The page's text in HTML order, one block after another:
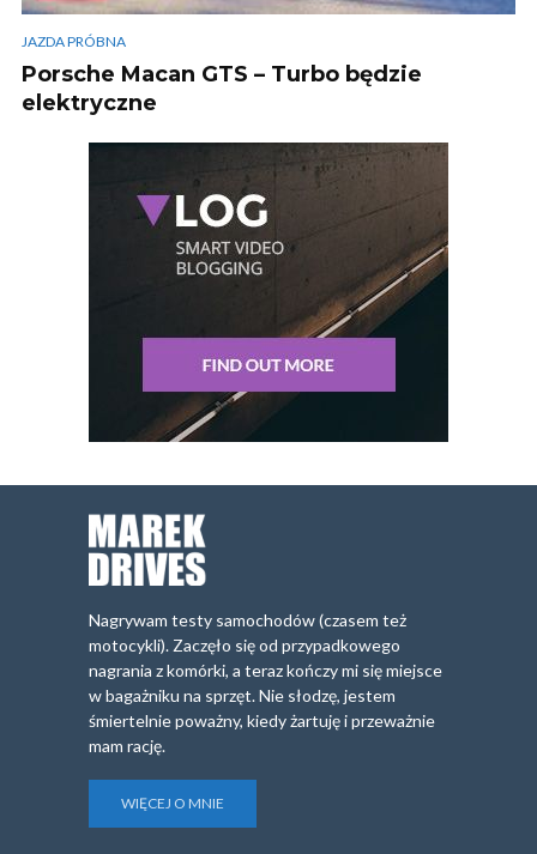
JAZDA PRÓBNA
Porsche Macan GTS – Turbo będzie
elektryczne
Nagrywam testy samochodów (czasem też
motocykli). Zaczęło się od przypadkowego
nagrania z komórki, a teraz kończy mi się miejsce
w bagażniku na sprzęt. Nie słodzę, jestem
śmiertelnie poważny, kiedy żartuję i przeważnie
mam rację.
WIĘCEJ O MNIE